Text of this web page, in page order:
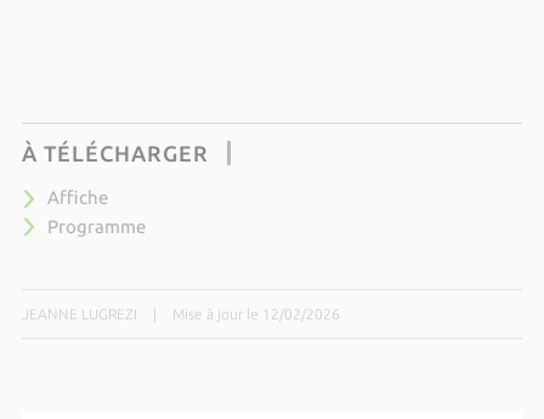
À TÉLÉCHARGER
Affiche
Programme
JEANNE LUGREZI Mise à jour le 12/02/2026